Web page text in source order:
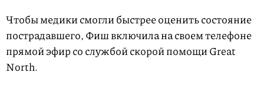
Чтобы медики смогли быстрее оценить состояние
пострадавшего, Фиш включила на своем телефоне
прямой эфир со службой скорой помощи Great
North.